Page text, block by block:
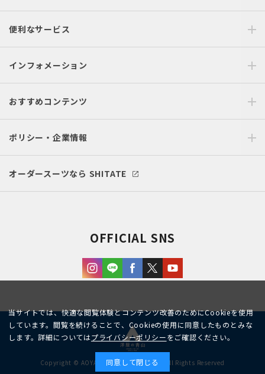
便利なサービス
インフォメーション
おすすめコンテンツ
ポリシー・企業情報
オーダースーツなら SHITATE
OFFICIAL SNS
Copyright © AOYAMA TRADING Co.,Ltd. All Rights Reserved
当サイトでは、快適な閲覧体験とコンテンツ改善のためにCookieを使用
しています。閲覧を続けることで、Cookieの使用に同意したものとみな
します。詳細についてはプライバシーポリシーをご確認ください。
同意して閉じる